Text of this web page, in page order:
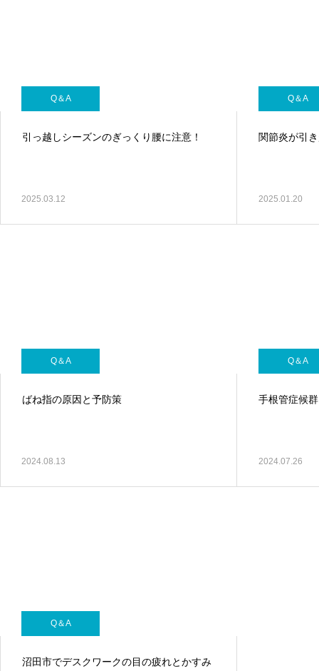
Q＆A
眼精疲労を和らげるための日常ケア
Q＆A
引っ越しシーズンのぎっくり腰に注意！
2025.03.12
Q＆A
関節炎が引
2025.01.20
Q＆A
ばね指の原因と予防策
2024.08.13
Q＆A
手根管症候群
2024.07.26
Q＆A
沼田市でデスクワークの目の疲れとかすみ